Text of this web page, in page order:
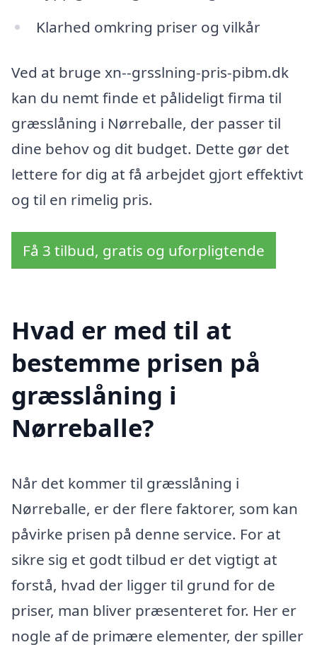
Klarhed omkring priser og vilkår
Ved at bruge xn--grsslning-pris-pibm.dk
kan du nemt finde et pålideligt firma til
græsslåning i Nørreballe, der passer til
dine behov og dit budget. Dette gør det
lettere for dig at få arbejdet gjort effektivt
og til en rimelig pris.
Få 3 tilbud, gratis og uforpligtende
Hvad er med til at
bestemme prisen på
græsslåning i
Nørreballe?
Når det kommer til græsslåning i
Nørreballe, er der flere faktorer, som kan
påvirke prisen på denne service. For at
sikre sig et godt tilbud er det vigtigt at
forstå, hvad der ligger til grund for de
priser, man bliver præsenteret for. Her er
nogle af de primære elementer, der spiller